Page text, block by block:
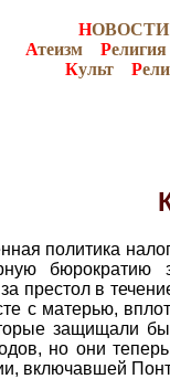
НОВОСТИ
Атеизм Р
Культ Р
политика
престол в
с матерью,
защищали
но они
включавшей